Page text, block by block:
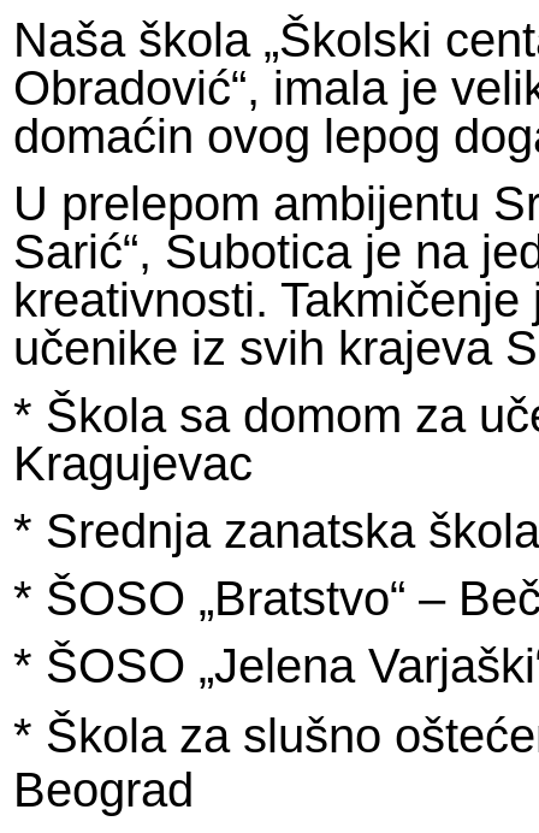
Naša škola „Školski
Obradović“, imala je
domaćin ovog lepog
U prelepom ambijentu
Sarić“, Subotica je na
kreativnosti.
učenike iz svih krajeva
* Škola sa domom za
Kragujevac
* Srednja zanatska
* ŠOSO „Bratstvo“ –
* ŠOSO „Jelena
* Škola za slušno
Beograd